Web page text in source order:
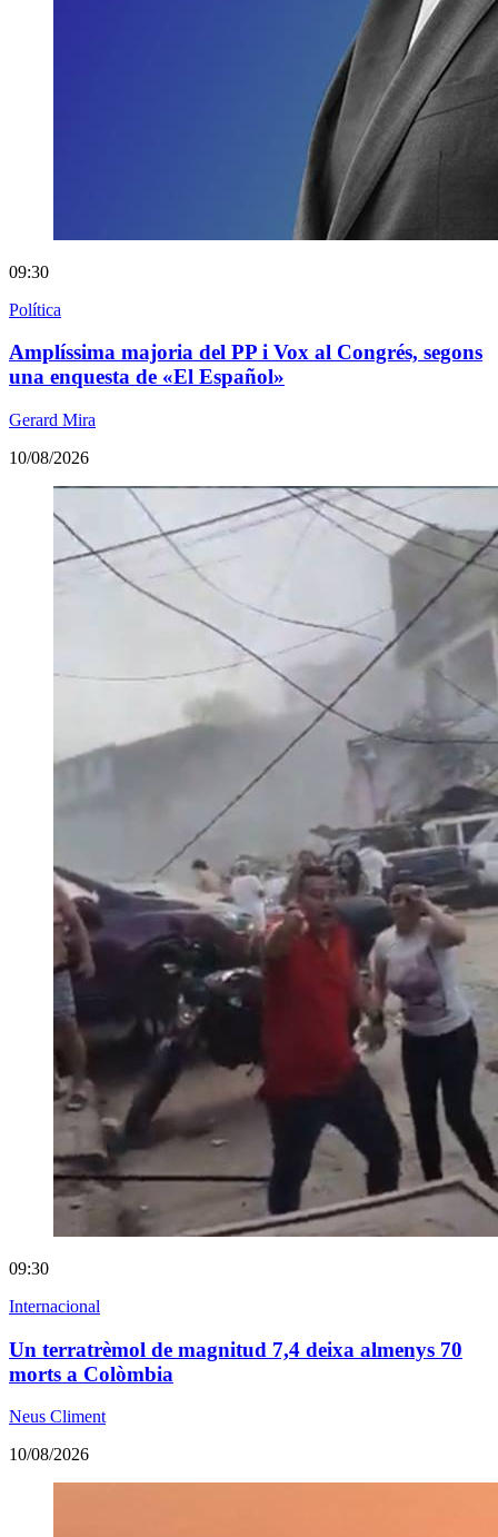
09:30
Política
Amplíssima majoria del PP i Vox al Congrés, segons
una enquesta de «El Español»
Gerard Mira
10/08/2026
09:30
Internacional
Un terratrèmol de magnitud 7,4 deixa almenys 70
morts a Colòmbia
Neus Climent
10/08/2026